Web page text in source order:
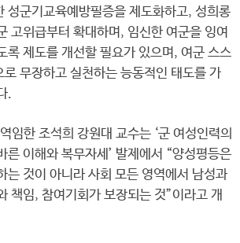
성군기교육예방필증을 제도화하고, 성희롱
고위급부터 확대하며, 임신한 여군을 잉여
록 제도를 개선할 필요가 있으며, 여군 스스
무장하고 실천하는 능동적인 태도를 가
.
임한 조석희 강원대 교수는 ‘군 여성인력의
른 이해와 복무자세’ 발제에서 “양성평등은
는 것이 아니라 사회 모든 영역에서 남성과
책임, 참여기회가 보장되는 것”이라고 개